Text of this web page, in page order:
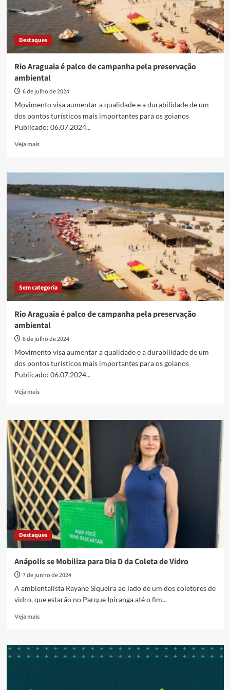
Destaques
Rio Araguaia é palco de campanha pela preservação
ambiental
6 de julho de 2024
Movimento visa aumentar a qualidade e a durabilidade de um
dos pontos turísticos mais importantes para os goianos
Publicado: 06.07.2024...
Veja maisRead
Rio
é
palco
campanha
pela
preservação
ambiental
Sem categoria
Rio Araguaia é palco de campanha pela preservação
ambiental
6 de julho de 2024
Movimento visa aumentar a qualidade e a durabilidade de um
dos pontos turísticos mais importantes para os goianos
Publicado: 06.07.2024...
Veja maisRead
Rio
Araguaia
é
palco
de
campanha
pela
preservação
ambiental
Destaques
Anápolis se Mobiliza para Dia D da Coleta de Vidro
7 de junho de 2024
A ambientalista Rayane Siqueira ao lado de um dos coletores de
vidro, que estarão no Parque Ipiranga até o fim...
Veja maisRead
Anápolis